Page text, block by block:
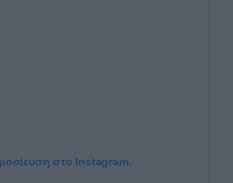
στο Instagram.